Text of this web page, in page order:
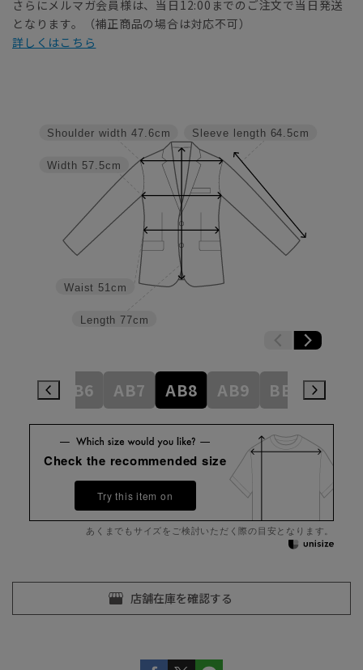
さらにメルマガ会員様は、当日12:00までのご注文で当日発送
となります。（補正商品の場合は対応不可）
詳しくはこちら
Sleeve length 64.5cm
Length 77cm
Waist 51cm
Width 57.5cm
Shoulder width 47.6cm
AB6 AB7 AB8 AB9 BE3
Check the recommended size
Try this item on
あくまでもサイズをご検討いただく際の目安となります。